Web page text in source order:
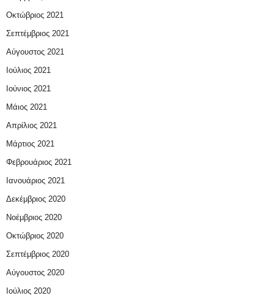
Οκτώβριος 2021
Σεπτέμβριος 2021
Αύγουστος 2021
Ιούλιος 2021
Ιούνιος 2021
Μάιος 2021
Απρίλιος 2021
Μάρτιος 2021
Φεβρουάριος 2021
Ιανουάριος 2021
Δεκέμβριος 2020
Νοέμβριος 2020
Οκτώβριος 2020
Σεπτέμβριος 2020
Αύγουστος 2020
Ιούλιος 2020